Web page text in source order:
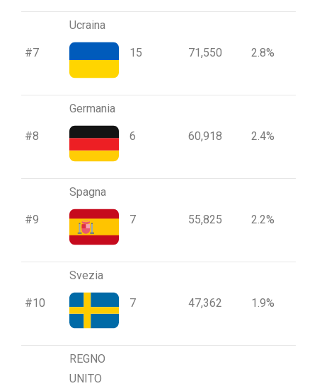
#7
Ucraina
15 71,550 2.8%
#8
Germania
6 60,918 2.4%
#9
Spagna
7 55,825 2.2%
#10
Svezia
7 47,362 1.9%
REGNO
UNITO